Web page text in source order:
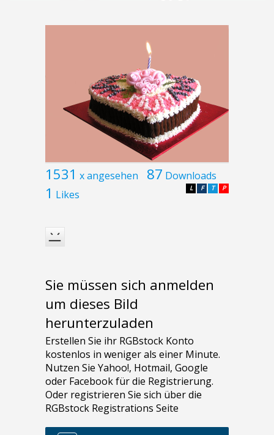
1531 x angesehen 87 Downloads
1 Likes P
T
F
L
Sie müssen sich anmelden
um dieses Bild
herunterzuladen